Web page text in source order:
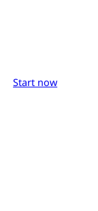
Start now